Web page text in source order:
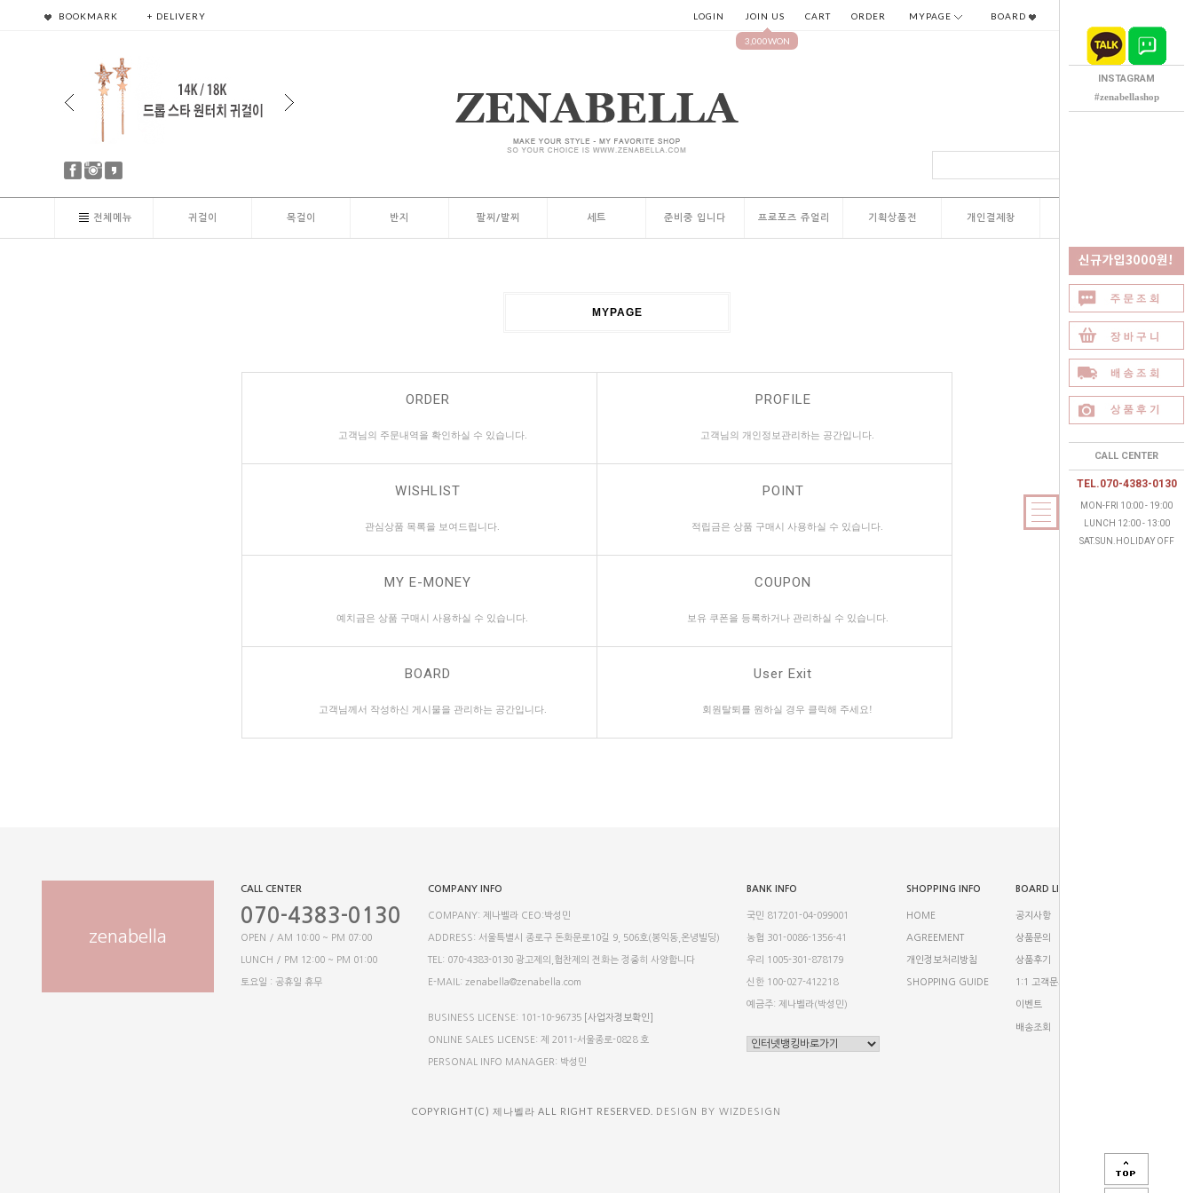
INSTAGRAM
#zenabellashop
CALL CENTER
TEL.070-4383-0130
MON-FRI 10:00 - 19:00
LUNCH 12:00 - 13:00
SAT.SUN.HOLIDAY OFF
BOOKMARK + DELIVERY LOGIN JOIN US
3,000WON
CART ORDER MYPAGE BOARD
전체메뉴 귀걸이 목걸이 반지 팔찌/발찌 세트 준비중 입니다 프로포즈 쥬얼리 기획상품전 개인결제창
MYPAGE
ORDER
고객님의 주문내역을 확인하실 수 있습니다.
PROFILE
고객님의 개인정보관리하는 공간입니다.
WISHLIST
관심상품 목록을 보여드립니다.
POINT
적립금은 상품 구매시 사용하실 수 있습니다.
MY E-MONEY
예치금은 상품 구매시 사용하실 수 있습니다.
COUPON
보유 쿠폰을 등록하거나 관리하실 수 있습니다.
BOARD
고객님께서 작성하신 게시물을 관리하는 공간입니다.
User Exit
회원탈퇴를 원하실 경우 클릭해 주세요!
zenabella
CALL CENTER
070-4383-0130
OPEN / AM 10:00 ~ PM 07:00
LUNCH / PM 12:00 ~ PM 01:00
토요일 : 공휴일 휴무
COMPANY INFO
COMPANY: 제나벨라 CEO:박성민
ADDRESS: 서울특별시 종로구 돈화문로10길 9, 506호(봉익동,온녕빌딩)
TEL: 070-4383-0130 광고제의,협찬제의 전화는 정중히 사양합니다
E-MAIL: zenabella@zenabella.com
BUSINESS LICENSE: 101-10-96735 [사업자정보확인]
ONLINE SALES LICENSE: 제 2011-서울종로-0828 호
PERSONAL INFO MANAGER: 박성민
BANK INFO
국민 817201-04-099001
농협 301-0086-1356-41
우리 1005-301-878179
신한 100-027-412218
예금주: 제나벨라(박성민)
SHOPPING INFO
HOME
AGREEMENT
개인정보처리방침
SHOPPING GUIDE
BOARD LIST
공지사항
상품문의
상품후기
1:1 고객문의
이벤트
배송조회
COPYRIGHT(C) 제나벨라 ALL RIGHT RESERVED. DESIGN BY WIZDESIGN